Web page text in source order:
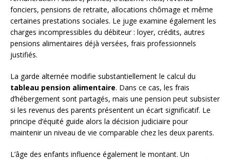
fonciers, pensions de retraite, allocations chômage et même
certaines prestations sociales. Le juge examine également les
charges incompressibles du débiteur : loyer, crédits, autres
pensions alimentaires déjà versées, frais professionnels
justifiés.
La garde alternée modifie substantiellement le calcul du
tableau pension alimentaire. Dans ce cas, les frais
d’hébergement sont partagés, mais une pension peut subsister
si les revenus des parents présentent un écart significatif. Le
principe d’équité guide alors la décision judiciaire pour
maintenir un niveau de vie comparable chez les deux parents.
L’âge des enfants influence également le montant. Un